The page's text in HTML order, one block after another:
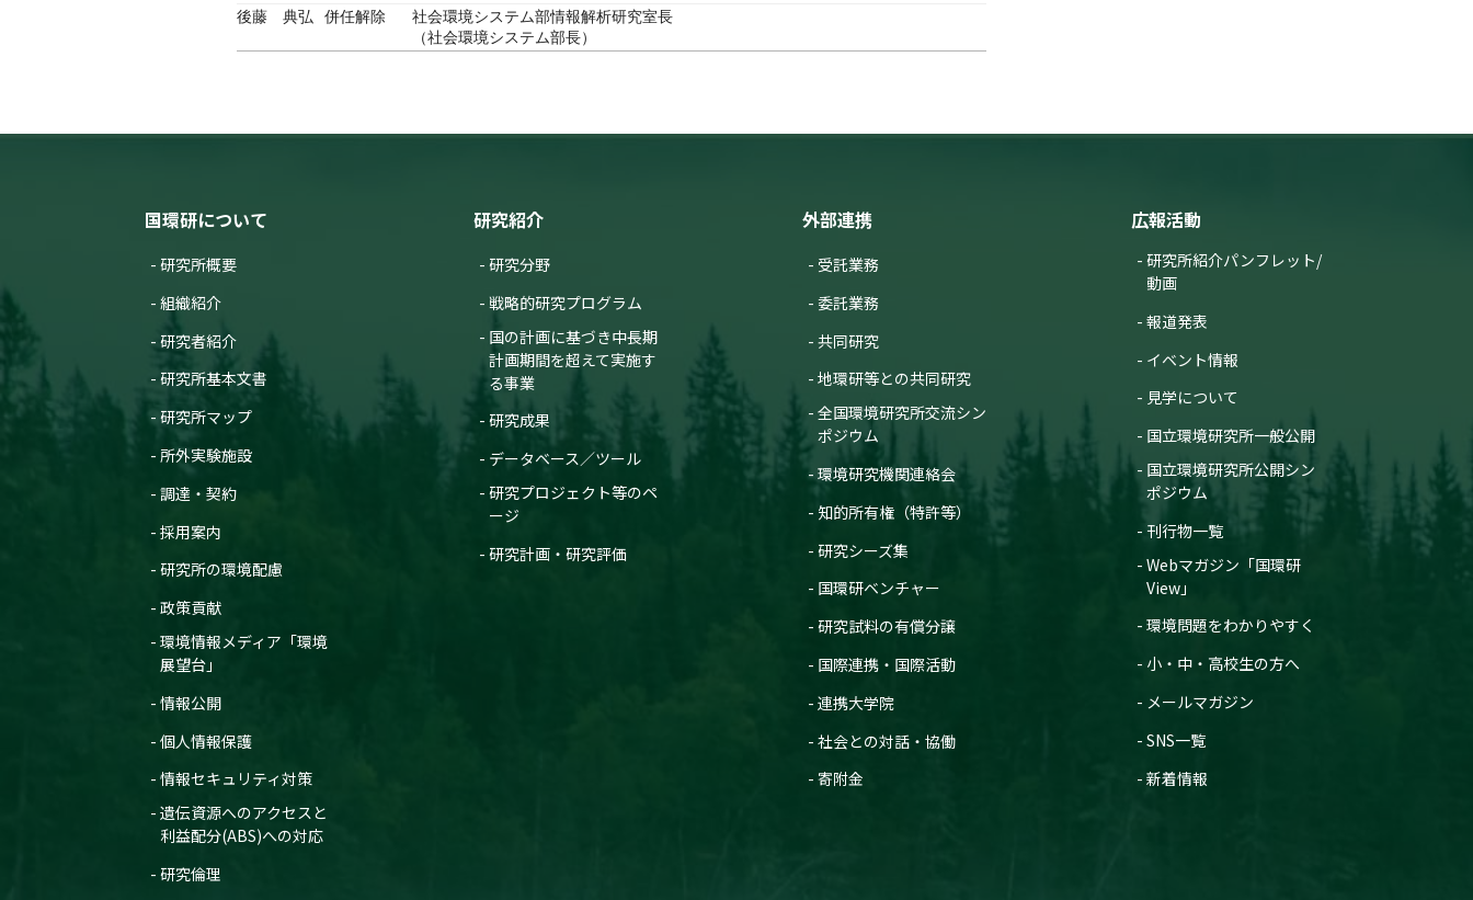
後藤 典弘
併任解除
社会環境システム部情報解析研究室長
（社会環境システム部長）
国環研について
研究所概要
組織紹介
研究者紹介
研究所基本文書
研究所マップ
所外実験施設
調達・契約
採用案内
研究所の環境配慮
政策貢献
環境情報メディア「環境
展望台」
情報公開
個人情報保護
情報セキュリティ対策
遺伝資源へのアクセスと
利益配分(ABS)への対応
研究倫理
研究紹介
研究分野
戦略的研究プログラム
国の計画に基づき中長期
計画期間を超えて実施す
る事業
研究成果
データベース／ツール
研究プロジェクト等のペ
ージ
研究計画・研究評価
外部連携
受託業務
委託業務
共同研究
地環研等との共同研究
全国環境研究所交流シン
ポジウム
環境研究機関連絡会
知的所有権（特許等）
研究シーズ集
国環研ベンチャー
研究試料の有償分譲
国際連携・国際活動
連携大学院
社会との対話・協働
寄附金
広報活動
研究所紹介パンフレット/
動画
報道発表
イベント情報
見学について
国立環境研究所一般公開
国立環境研究所公開シン
ポジウム
刊行物一覧
Webマガジン「国環研
View」
環境問題をわかりやすく
小・中・高校生の方へ
メールマガジン
SNS一覧
新着情報